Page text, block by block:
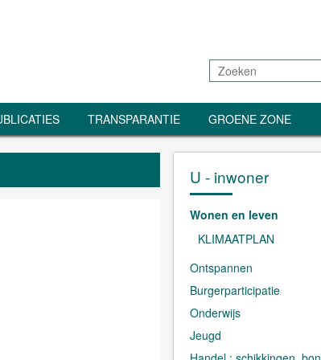
Zoeken
TRANSPARANTIE GROENE ZONE
U - inwoner
Wonen en leven
KLIMAATPLAN
Ontspannen
Burgerparticipatie
Onderwijs
Jeugd